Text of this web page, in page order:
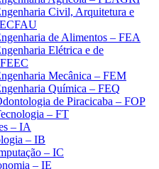
Civil, Arquitetura e
de Alimentos – FEA
Elétrica e de
Mecânica – FEM
Química – FEQ
de Piracicaba – FOP
– FT
– IA
– IB
– IC
– IE